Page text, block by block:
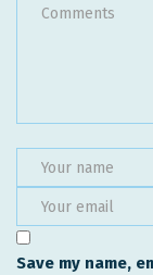
Save my name,